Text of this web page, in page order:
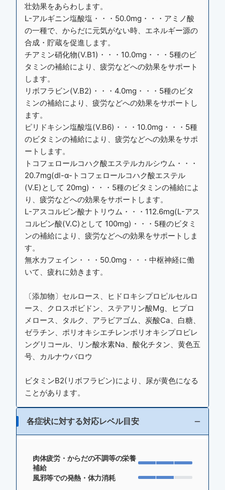
壮効果をあらわします。
L-アルギニン塩酸塩・・・50.0mg・・・アミノ酸
の一種で、からだに元気がない時、エネルギー源の
合成・貯蔵を促進します。
チアミン硝化物(V.B1)・・・10.0mg・・・5種のビ
タミンの補給により、疲労などへの効果をサポート
します。
リボフラビン(V.B2)・・・4.0mg・・・5種のビタ
ミンの補給により、疲労などへの効果をサポートし
ます。
ピリドキシン塩酸塩(V.B6)・・・10.0mg・・・5種
のビタミンの補給により、疲労などへの効果をサポ
ートします。
トコフェロールコハク酸エステルカルシウム・・・
20.7mg(dl-α-トコフェロールコハク酸エステル
(V.E)として 20mg)・・・5種のビタミンの補給によ
り、疲労などへの効果をサポートします。
L-アスコルビン酸ナトリウム・・・112.6mg(L-アス
コルビン酸(V.C)として 100mg)・・・5種のビタミ
ンの補給により、疲労などへの効果をサポートしま
す。
無水カフェイン・・・50.0mg・・・中枢神経に働
いて、疲れに効きます。
〔添加物〕セルロース、ヒドロキシプロピルセルロ
ース、クロスポビドン、ステアリン酸Mg、ヒプロ
メロース、タルク、アラビアゴム、炭酸Ca、白糖、
ゼラチン、ポリオキシエチレンポリオキシプロピレ
ングリコール、リン酸水素Na、酸化チタン、黄色五
号、カルナウバロウ
ビタミンB2(リボフラビン)により、尿が黄色になる
ことがあります。
各症状に対する対応レベル目安
肉体疲労・からだの不調等の栄養
補給
風邪等での発熱・体力消耗